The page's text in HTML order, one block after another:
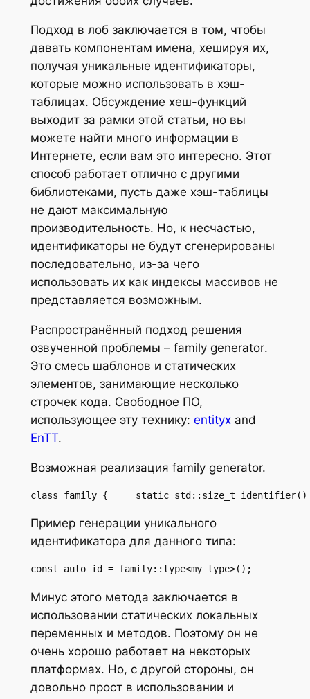
Подход в лоб заключается в том, чтобы
давать компонентам имена, хешируя их,
получая уникальные идентификаторы,
которые можно использовать в хэш-
таблицах. Обсуждение хеш-функций
выходит за рамки этой статьи, но вы
можете найти много информации в
Интернете, если вам это интересно. Этот
способ работает отлично с другими
библиотеками, пусть даже хэш-таблицы
не дают максимальную
производительность. Но, к несчастью,
идентификаторы не будут сгенерированы
последовательно, из-за чего
использовать их как индексы массивов не
представляется возможным.
Распространённый подход решения
озвученной проблемы – family generator.
Это смесь шаблонов и статических
элементов, занимающие несколько
строчек кода. Свободное ПО,
использующее эту технику: entityxand
EnTT.
Возможная реализация family generator.
class family {     static std::size_t
Пример генерации уникального
идентификатора для данного типа:
const auto id = family::type<my_type>();
Минус этого метода заключается в
использовании статических локальных
переменных и методов. Поэтому он не
очень хорошо работает на некоторых
платформах. Но, с другой стороны, он
довольно прост в использовании и